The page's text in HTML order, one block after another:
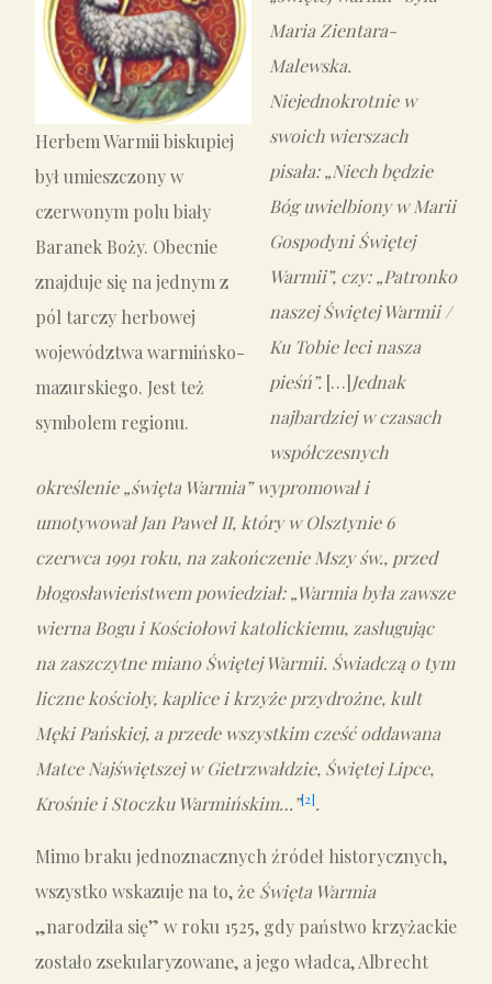
Herbem Warmii biskupiej
był umieszczony w
czerwonym polu biały
Baranek Boży. Obecnie
znajduje się na jednym z
pól tarczy herbowej
województwa warmińsko-
mazurskiego. Jest też
symbolem regionu.
Maria Zientara-
Malewska.
Niejednokrotnie w
swoich wierszach
pisała: „Niech będzie
Bóg uwielbiony w Marii
Gospodyni Świętej
Warmii”, czy: „Patronko
naszej Świętej Warmii /
Ku Tobie leci nasza
pieśń”. […]Jednak
najbardziej w czasach
współczesnych
określenie „święta Warmia” wypromował i
umotywował Jan Paweł II, który w Olsztynie 6
czerwca 1991 roku, na zakończenie Mszy św., przed
błogosławieństwem powiedział: „Warmia była zawsze
wierna Bogu i Kościołowi katolickiemu, zasługując
na zaszczytne miano Świętej Warmii. Świadczą o tym
liczne kościoły, kaplice i krzyże przydrożne, kult
Męki Pańskiej, a przede wszystkim cześć oddawana
Matce Najświętszej w Gietrzwałdzie, Świętej Lipce,
Krośnie i Stoczku Warmińskim…”[2].
Mimo braku jednoznacznych źródeł historycznych,
wszystko wskazuje na to, że Święta Warmia
„narodziła się” w roku 1525, gdy państwo krzyżackie
zostało zsekularyzowane, a jego władca, Albrecht